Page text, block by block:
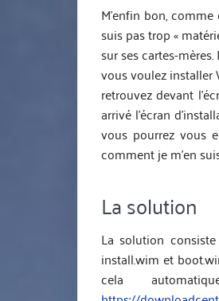
M’enfin bon,
suis pas trop «
sur ses cartes-
vous voulez installer
retrouvez devant
arrivé l’écran
vous pourrez vous
comment je m’en
La solution
La solution
install.wim et
cela